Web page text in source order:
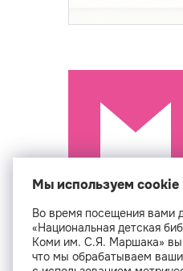
Мы используем cookie
Во время посещения вами
«Национальная детская
Коми им. С.Я. Маршака» вы
что мы обрабатываем